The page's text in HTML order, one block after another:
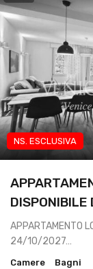
NS. ESCLUSIVA
APPARTAMENTO
24/10/2027…
Camere Bagni